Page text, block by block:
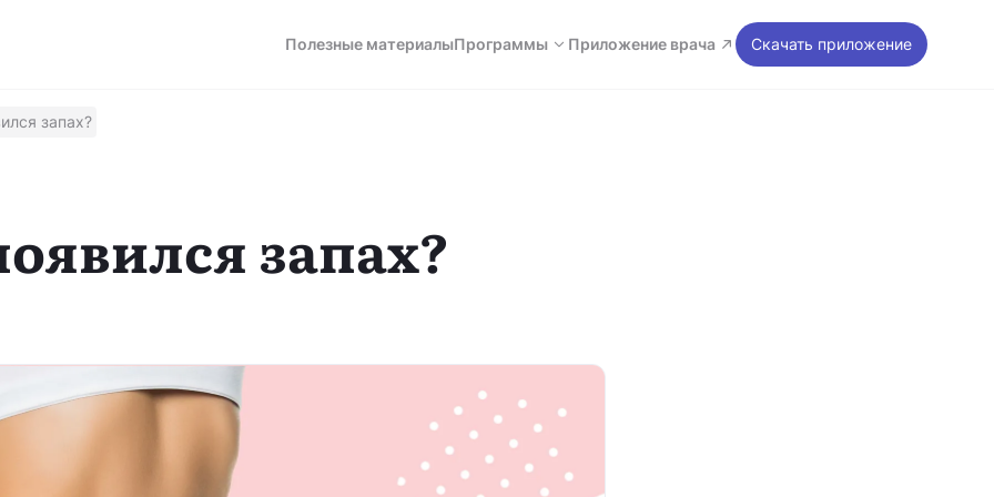
Полезные материалыПрограммы Приложение врача Скачать приложение
запах?
запах?